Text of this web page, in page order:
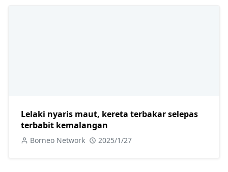
Lelaki nyaris maut, kereta terbakar selepas
terbabit kemalangan
Borneo Network 2025/1/27